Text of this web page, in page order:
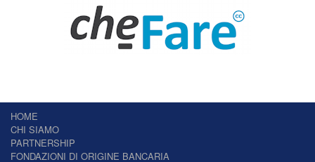
HOME
CHI SIAMO
PARTNERSHIP
FONDAZIONI DI ORIGINE BANCARIA